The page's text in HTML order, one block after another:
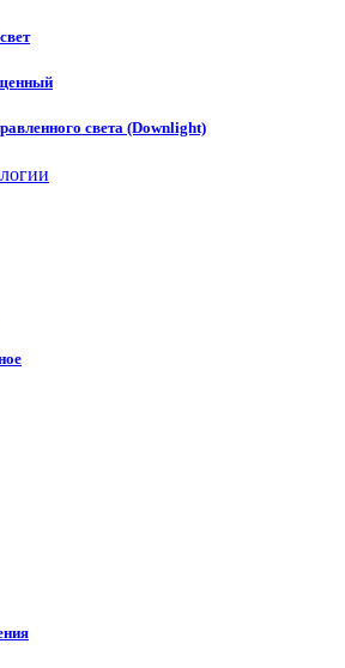
света (Downlight)